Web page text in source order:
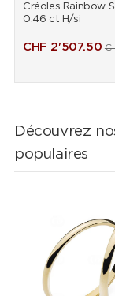
Créoles Rainbow
0.46 ct H/si
CHF 2'507.50
Découvrez
populaires